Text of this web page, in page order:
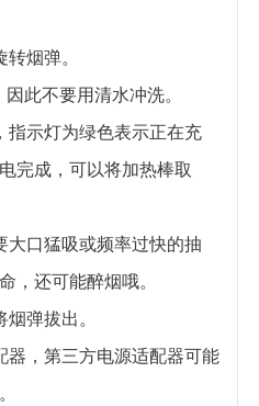
烟弹。
此不要用清水冲洗。
示灯为绿色表示正在充
完成，可以将加热棒取
口猛吸或频率过快的抽
，还可能醉烟哦。
弹拔出。
，第三方电源适配器可能